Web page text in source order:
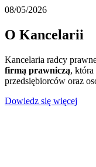
08/05/2026
O Kancelarii
Kancelaria radcy
firmą prawniczą, która
przedsiębiorców oraz
Dowiedz się więcej